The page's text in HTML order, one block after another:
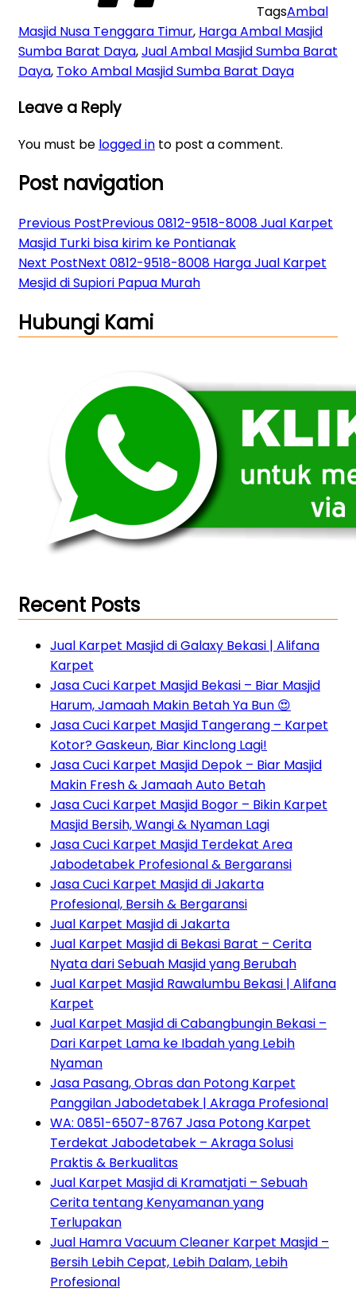
TagsAmbal
Masjid Nusa Tenggara Timur, Harga Ambal Masjid
Sumba Barat Daya,Jual Ambal Masjid Sumba Barat
Daya, Toko Ambal Masjid Sumba Barat Daya
Leave a Reply
You must be logged in to post a comment.
Post navigation
Previous PostPrevious0812-9518-8008 Jual Karpet
Masjid Turki bisa kirim ke Pontianak
Next PostNext 0812-9518-8008 Harga Jual Karpet
Mesjid di Supiori Papua Murah
Hubungi Kami
Recent Posts
Jual Karpet Masjid di Galaxy Bekasi | Alifana
Karpet
Jasa Cuci Karpet Masjid Bekasi – Biar Masjid
Harum, Jamaah Makin Betah Ya Bun 😍
Jasa Cuci Karpet Masjid Tangerang – Karpet
Kotor? Gaskeun, Biar Kinclong Lagi!
Jasa Cuci Karpet Masjid Depok – Biar Masjid
Makin Fresh & Jamaah Auto Betah
Jasa Cuci Karpet Masjid Bogor – Bikin Karpet
Masjid Bersih, Wangi & Nyaman Lagi
Jasa Cuci Karpet Masjid Terdekat Area
Jabodetabek Profesional & Bergaransi
Jasa Cuci Karpet Masjid di Jakarta
Profesional, Bersih & Bergaransi
Jual Karpet Masjid di Jakarta
Jual Karpet Masjid di Bekasi Barat – Cerita
Nyata dari Sebuah Masjid yang Berubah
Jual Karpet Masjid Rawalumbu Bekasi | Alifana
Karpet
Jual Karpet Masjid di Cabangbungin Bekasi –
Dari Karpet Lama ke Ibadah yang Lebih
Nyaman
Jasa Pasang, Obras dan Potong Karpet
Panggilan Jabodetabek | Akraga Profesional
WA: 0851-6507-8767 Jasa Potong Karpet
Terdekat Jabodetabek – Akraga Solusi
Praktis & Berkualitas
Jual Karpet Masjid di Kramatjati – Sebuah
Cerita tentang Kenyamanan yang
Terlupakan
Jual Hamra Vacuum Cleaner Karpet Masjid –
Bersih Lebih Cepat, Lebih Dalam, Lebih
Profesional